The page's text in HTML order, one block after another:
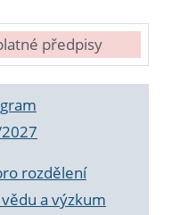
předpisy
rozdělení
a výzkum